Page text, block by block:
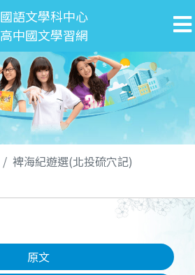
國語文學科中心
高中國文學習網
裨海紀遊選(北投硫穴記)
原文